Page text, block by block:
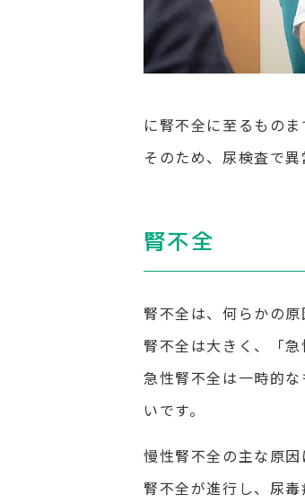
に腎不全に至るものま
そのため、尿検査で
腎不全
腎不全は、何らかの
腎不全は大きく、「
急性腎不全は一時的
いです。
慢性腎不全の主な原
腎不全が進行し、尿毒